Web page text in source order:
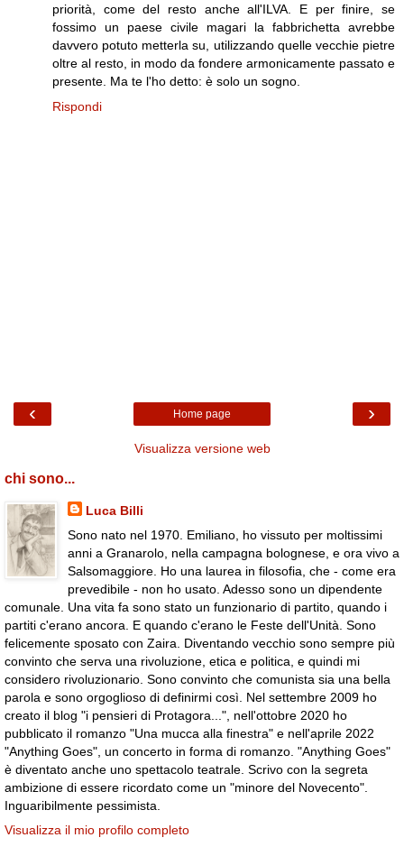
priorità, come del resto anche all'ILVA. E per finire, se
fossimo un paese civile magari la fabbrichetta avrebbe
davvero potuto metterla su, utilizzando quelle vecchie pietre
oltre al resto, in modo da fondere armonicamente passato e
presente. Ma te l'ho detto: è solo un sogno.
Rispondi
‹ ›
Home page
Visualizza versione web
chi sono...
Luca Billi
Sono nato nel 1970. Emiliano, ho vissuto per moltissimi
anni a Granarolo, nella campagna bolognese, e ora vivo a
Salsomaggiore. Ho una laurea in filosofia, che - come era
prevedibile - non ho usato. Adesso sono un dipendente
comunale. Una vita fa sono stato un funzionario di partito, quando i
partiti c'erano ancora. E quando c'erano le Feste dell'Unità. Sono
felicemente sposato con Zaira. Diventando vecchio sono sempre più
convinto che serva una rivoluzione, etica e politica, e quindi mi
considero rivoluzionario. Sono convinto che comunista sia una bella
parola e sono orgoglioso di definirmi così. Nel settembre 2009 ho
creato il blog "i pensieri di Protagora...", nell'ottobre 2020 ho
pubblicato il romanzo "Una mucca alla finestra" e nell'aprile 2022
"Anything Goes", un concerto in forma di romanzo. "Anything Goes"
è diventato anche uno spettacolo teatrale. Scrivo con la segreta
ambizione di essere ricordato come un "minore del Novecento".
Inguaribilmente pessimista.
Visualizza il mio profilo completo